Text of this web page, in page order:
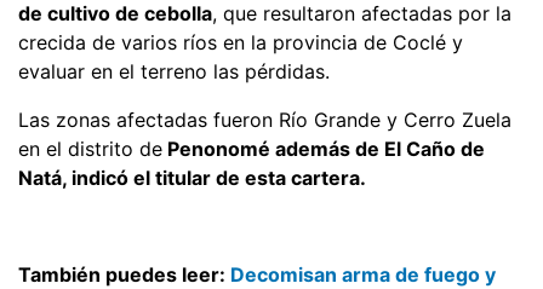
de cultivo de cebolla, que resultaron afectadas por la
crecida de varios ríos en la provincia de Coclé y
evaluar en el terreno las pérdidas.
Las zonas afectadas fueron Río Grande y Cerro Zuela
en el distrito de Penonomé además de El Caño de
Natá, indicó el titular de esta cartera.
También puedes leer: Decomisan arma de fuego y